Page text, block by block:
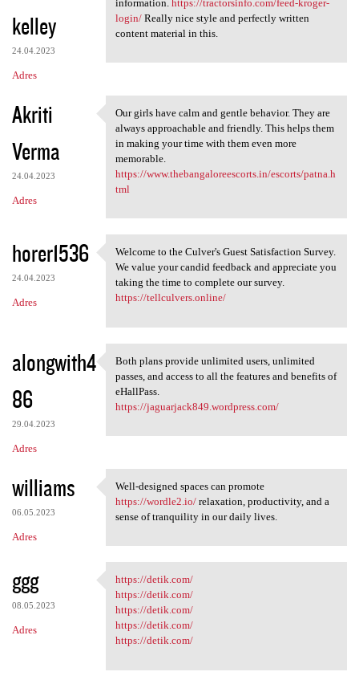
kelley
24.04.2023
Adres
information. https://tractorsinfo.com/feed-kroger-
login/Really nice style and perfectly written
content material in this.
Akriti
Verma
24.04.2023
Adres
Our girls have calm and
Our girls have calm and gentle behavior. They are
always approachable and friendly. This helps them
in making your time with them even more
memorable.
https://www.thebangaloreescorts.in/escorts/patna.h
tml
horer1536
24.04.2023
Adres
Welcome to the Culver's Guest
Welcome to the Culver's Guest Satisfaction Survey.
We value your candid feedback and appreciate you
taking the time to complete our survey.
https://tellculvers.online/
alongwith4
86
29.04.2023
Adres
Both plans provide unlimited
Both plans provide unlimited users, unlimited
passes, and access to all the features and benefits of
eHallPass.
https://jaguarjack849.wordpress.com/
williams
06.05.2023
Adres
Well-designed spaces can
Well-designed spaces can promote
https://wordle2.io/relaxation, productivity, and a
sense of tranquility in our daily lives.
ggg
08.05.2023
Adres
https://detik.com/
https://detik.com/
https://detik.com/
https://detik.com/
https://detik.com/
https://detik.com/